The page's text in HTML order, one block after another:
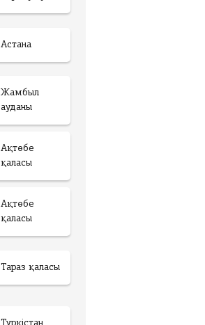
Астана
Жамбыл
ауданы
Ақтөбе
қаласы
Ақтөбе
қаласы
Тараз қаласы
Түркістан